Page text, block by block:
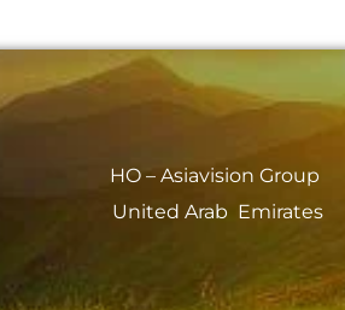
HO – Asiavision Group
United Arab Emirates